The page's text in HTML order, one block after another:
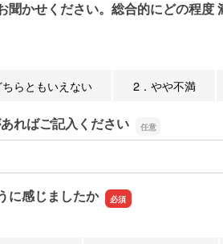
かせください。総合的にどの程度
らともいえない 2．やや不満
ればご記入ください
ればご記入ください
に感じましたか